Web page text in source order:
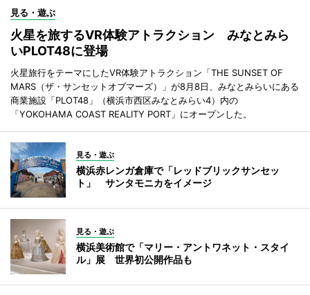
見る・遊ぶ
火星を旅するVR体験アトラクション みなとみら
いPLOT48に登場
火星旅行をテーマにしたVR体験アトラクション「THE SUNSET OF
MARS（ザ・サンセットオブマーズ）」が8月8日、みなとみらいにある
商業施設「PLOT48」（横浜市西区みなとみらい4）内の
「YOKOHAMA COAST REALITY PORT」にオープンした。
見る・遊ぶ
横浜赤レンガ倉庫で「レッドブリックサンセッ
ト」 サンタモニカをイメージ
見る・遊ぶ
横浜美術館で「マリー・アントワネット・スタイ
ル」展 世界初公開作品も